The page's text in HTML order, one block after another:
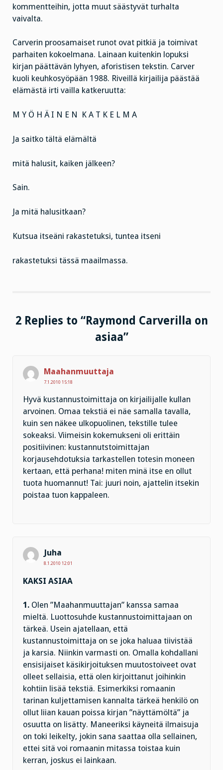
kommentteihin, jotta muut säästyvät turhalta
vaivalta.
Carverin proosamaiset runot ovat pitkiä ja toimivat
parhaiten kokoelmana. Lainaan kuitenkin lopuksi
kirjan päättävän lyhyen, aforistisen tekstin. Carver
kuoli keuhkosyöpään 1988. Riveillä kirjailija päästää
elämästä irti vailla katkeruutta:
M Y Ö H Ä I N E N K A T K E L M A
Ja saitko tältä elämältä
mitä halusit, kaiken jälkeen?
Sain.
Ja mitä halusitkaan?
Kutsua itseäni rakastetuksi, tuntea itseni
rakastetuksi tässä maailmassa.
2 Replies to “Raymond Carverilla on
asiaa”
Maahanmuuttaja
7.1.2010 15:18
Hyvä kustannustoimittaja on kirjailijalle kullan
arvoinen. Omaa tekstiä ei näe samalla tavalla,
kuin sen näkee ulkopuolinen, tekstille tulee
sokeaksi. Viimeisin kokemukseni oli erittäin
positiivinen: kustannutstoimittajan
korjausehdotuksia tarkastellen totesin moneen
kertaan, että perhana! miten minä itse en ollut
tuota huomannut! Tai: juuri noin, ajattelin itsekin
poistaa tuon kappaleen.
Juha
8.1.2010 12:01
KAKSI ASIAA
1. Olen ”Maahanmuuttajan” kanssa samaa
mieltä. Luottosuhde kustannustoimittajaan on
tärkeä. Usein ajatellaan, että
kustannustoimittaja on se joka haluaa tiivistää
ja karsia. Niinkin varmasti on. Omalla kohdallani
ensisijaiset käsikirjoituksen muutostoiveet ovat
olleet sellaisia, että olen kirjoittanut joihinkin
kohtiin lisää tekstiä. Esimerkiksi romaanin
tarinan kuljettamisen kannalta tärkeä henkilö on
ollut liian kauan poissa kirjan ”näyttämöltä” ja
osuutta on lisätty. Maneeriksi käyneitä ilmaisuja
on toki leikelty, jokin sana saattaa olla sellainen,
ettei sitä voi romaanin mitassa toistaa kuin
kerran, joskus ei lainkaan.